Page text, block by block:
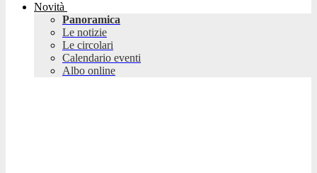
Novità
Panoramica
Le notizie
Le circolari
Calendario eventi
Albo online